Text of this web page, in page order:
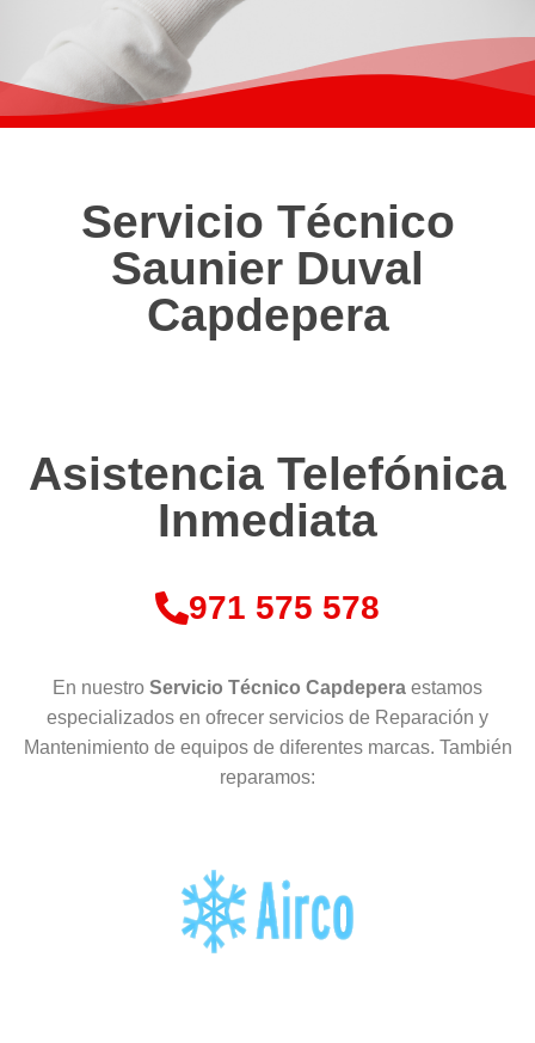
Servicio Técnico
Saunier Duval
Capdepera
Asistencia Telefónica
Inmediata
971 575 578
En nuestro Servicio Técnico Capdepera estamos
especializados en ofrecer servicios de Reparación y
Mantenimiento de equipos de diferentes marcas. También
reparamos: